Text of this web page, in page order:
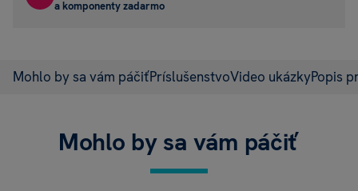
a komponenty zadarmo
Mohlo by sa vám páčiťPríslušenstvoVideo ukázkyPopis
Mohlo by sa vám páčiť